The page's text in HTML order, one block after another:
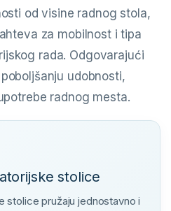
od visine radnog stola,
za mobilnost i tipa
rada. Odgovarajući
udobnosti,
radnog mesta.
stolice
stolice pružaju jednostavno i